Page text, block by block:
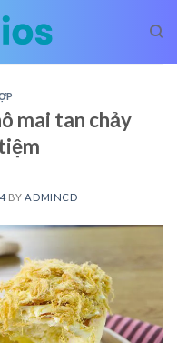
mai tan chảy
BY ADMINCD